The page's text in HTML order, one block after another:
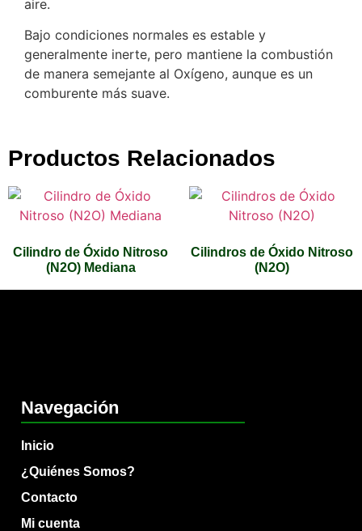
aire.
Bajo condiciones normales es estable y
generalmente inerte, pero mantiene la combustión
de manera semejante al Oxígeno, aunque es un
comburente más suave.
Productos Relacionados
Cilindro de Óxido Nitroso
(N2O) Mediana
Cilindros de Óxido Nitroso
(N2O)
Navegación
Inicio
¿Quiénes Somos?
Contacto
Mi cuenta